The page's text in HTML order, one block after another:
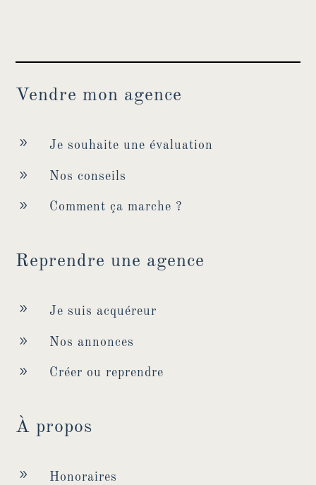
Vendre mon agence
9 Je souhaite une évaluation
9 Nos conseils
9 Comment ça marche ?
Reprendre une agence
9 Je suis acquéreur
9 Nos annonces
9 Créer ou reprendre
À propos
9 Honoraires